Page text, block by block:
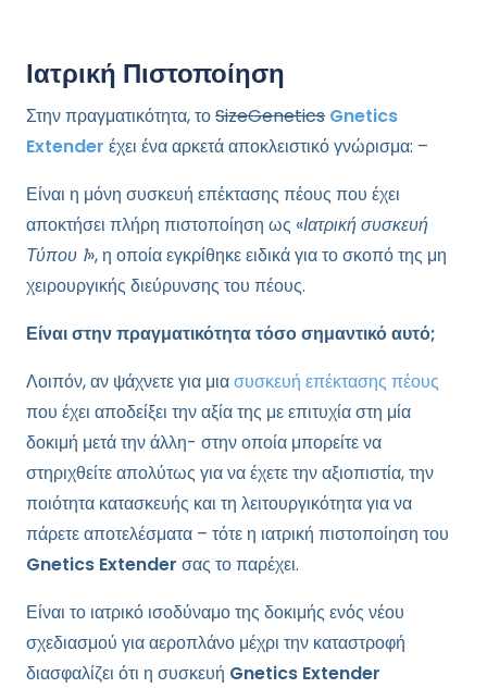
Ιατρική Πιστοποίηση
Στην πραγματικότητα, τοSizeGenetics Gnetics
Extender έχει ένα αρκετά αποκλειστικό γνώρισμα: –
Είναι η μόνη συσκευή επέκτασης πέους που έχει
αποκτήσει πλήρη πιστοποίηση ως «Ιατρική συσκευή
Τύπου 1», η οποία εγκρίθηκε ειδικά για το σκοπό της μη
χειρουργικής διεύρυνσης του πέους.
Είναι στην πραγματικότητα τόσο σημαντικό αυτό;
Λοιπόν, αν ψάχνετε για μιασυσκευή επέκτασης πέους
που έχει αποδείξει την αξία της με επιτυχία στη μία
δοκιμή μετά την άλλη- στην οποία μπορείτε να
στηριχθείτε απολύτως για να έχετε την αξιοπιστία, την
ποιότητα κατασκευής και τη λειτουργικότητα για να
πάρετε αποτελέσματα – τότε η ιατρική πιστοποίηση του
Gnetics Extender σας το παρέχει.
Είναι το ιατρικό ισοδύναμο της δοκιμής ενός νέου
σχεδιασμού για αεροπλάνο μέχρι την καταστροφή
διασφαλίζει ότι η συσκευή Gnetics Extender